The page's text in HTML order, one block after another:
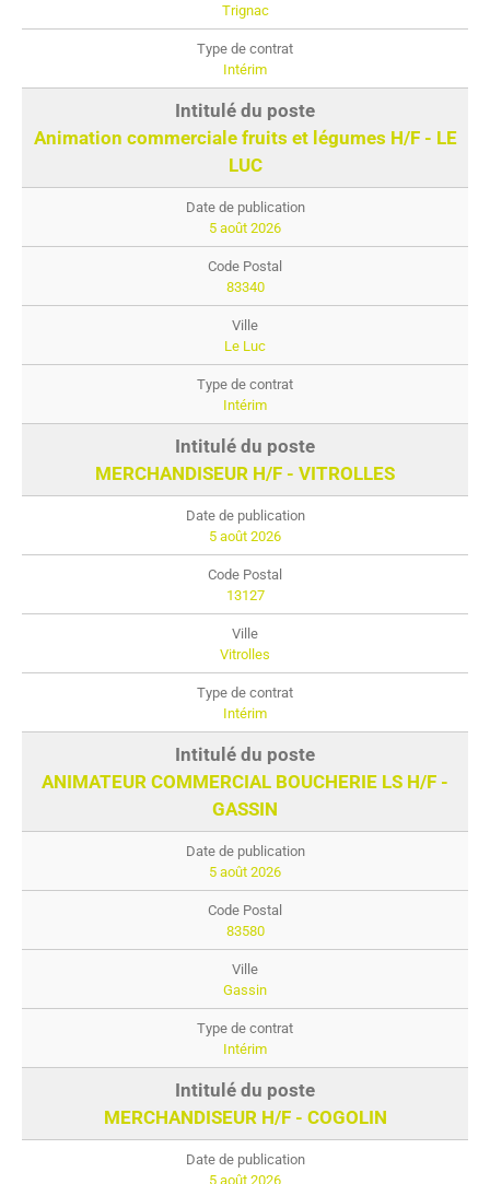
Trignac
Intérim
Animation commerciale fruits et légumes H/F - LE
LUC
5 août 2026
83340
Le Luc
Intérim
MERCHANDISEUR H/F - VITROLLES
5 août 2026
13127
Vitrolles
Intérim
ANIMATEUR COMMERCIAL BOUCHERIE LS H/F -
GASSIN
5 août 2026
83580
Gassin
Intérim
MERCHANDISEUR H/F - COGOLIN
5 août 2026